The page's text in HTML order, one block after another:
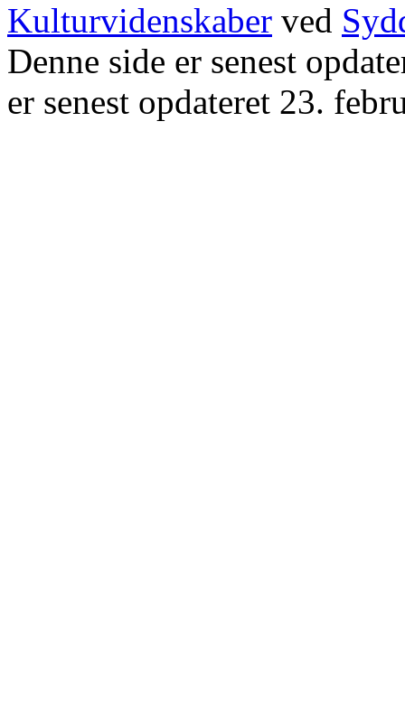
Kulturvidenskaber ved
Denne side er senest
er senest opdateret 23.